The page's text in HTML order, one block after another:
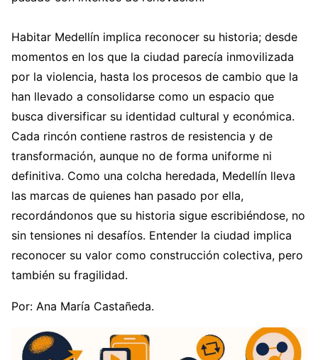
Habitar Medellín implica reconocer su historia; desde
momentos en los que la ciudad parecía inmovilizada
por la violencia, hasta los procesos de cambio que la
han llevado a consolidarse como un espacio que
busca diversificar su identidad cultural y económica.
Cada rincón contiene rastros de resistencia y de
transformación, aunque no de forma uniforme ni
definitiva. Como una colcha heredada, Medellín lleva
las marcas de quienes han pasado por ella,
recordándonos que su historia sigue escribiéndose, no
sin tensiones ni desafíos. Entender la ciudad implica
reconocer su valor como construcción colectiva, pero
también su fragilidad.
Por: Ana María Castañeda.